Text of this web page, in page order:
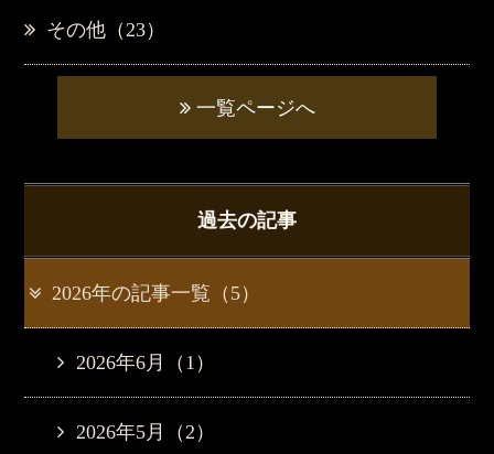
その他（23）
一覧ページへ
過去の記事
2026年の記事一覧（5）
2026年6月（1）
2026年5月（2）